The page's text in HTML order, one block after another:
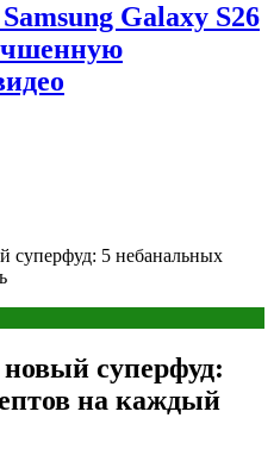
Galaxy S26
5 небанальных
суперфуд:
на каждый